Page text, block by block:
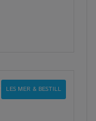
LES MER & BESTILL